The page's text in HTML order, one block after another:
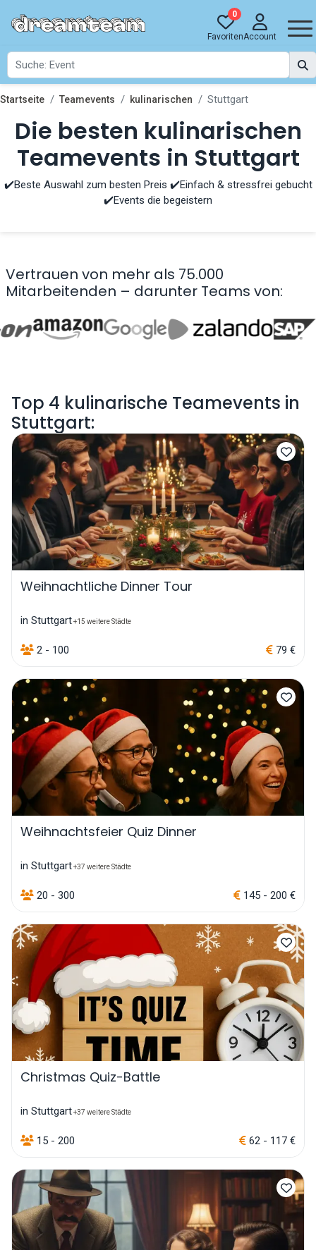
0
FavoritenAccount
Startseite Teamevents kulinarischen Stuttgart
Die besten kulinarischen
Teamevents in Stuttgart
✔️Beste Auswahl zum besten Preis ✔️Einfach & stressfrei gebucht
✔️Events die begeistern
Vertrauen von mehr als 75.000
Mitarbeitenden – darunter Teams von:
Top 4 kulinarische Teamevents in
Stuttgart:
Weihnachtliche Dinner Tour
in Stuttgart+15 weitere Städte
2 - 100 79 €
Weihnachtsfeier Quiz Dinner
in Stuttgart+37 weitere Städte
20 - 300 145 - 200 €
Christmas Quiz-Battle
in Stuttgart+37 weitere Städte
15 - 200 62 - 117 €